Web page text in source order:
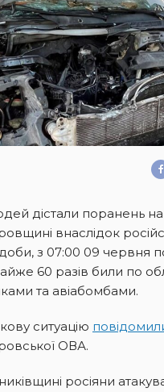
дістали поранень на
внаслідок
з 07:00 09 червня
60 разів били по
та авіабомбами.
ситуацію
ОВА.
росіяни